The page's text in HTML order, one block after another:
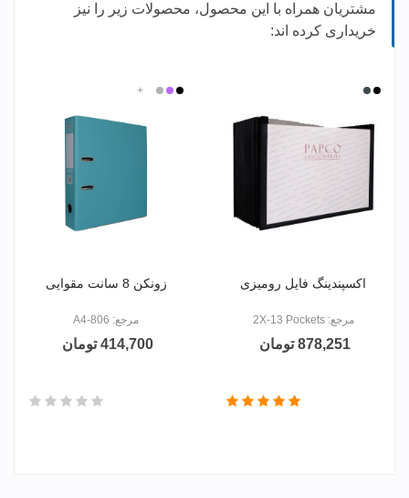
مشتریان همراه با این محصول، محصولات زیر را نیز
خریداری کرده اند:
مشکیطوسی
اکسپندینگ فایل رومیزی
مرجع: 2X-13 Pockets
878,251 تومان
مشکی
بنفشنقره سفید
+
زونکن 8 سانت مقوایی
مرجع: 806-A4
414,700 تومان